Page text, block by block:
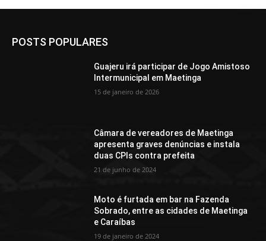
POSTS POPULARES
Guajeru irá participar de Jogo Amistoso
Intermunicipal em Maetinga
15 de janeiro de 2026
Câmara de vereadores de Maetinga
apresenta graves denúncias e instala
duas CPIs contra prefeita
21 de junho de 2024
Moto é furtada em bar na Fazenda
Sobrado, entre as cidades de Maetinga
e Caraíbas
19 de janeiro de 2024